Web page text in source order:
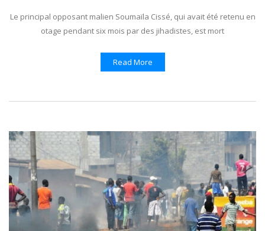
Le principal opposant malien Soumaïla Cissé, qui avait été retenu en
otage pendant six mois par des jihadistes, est mort
Read More